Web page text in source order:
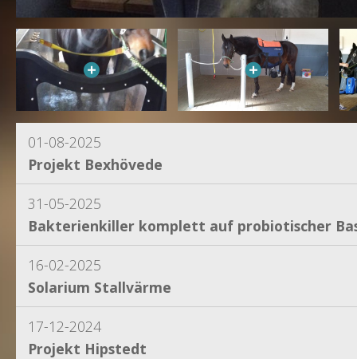
01-08-2025
Projekt Bexhövede
31-05-2025
Bakterienkiller komplett auf probiotischer
16-02-2025
Solarium Stallvärme
17-12-2024
Projekt Hipstedt